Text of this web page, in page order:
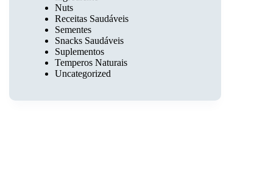
Nuts
Receitas Saudáveis
Sementes
Snacks Saudáveis
Suplementos
Temperos Naturais
Uncategorized